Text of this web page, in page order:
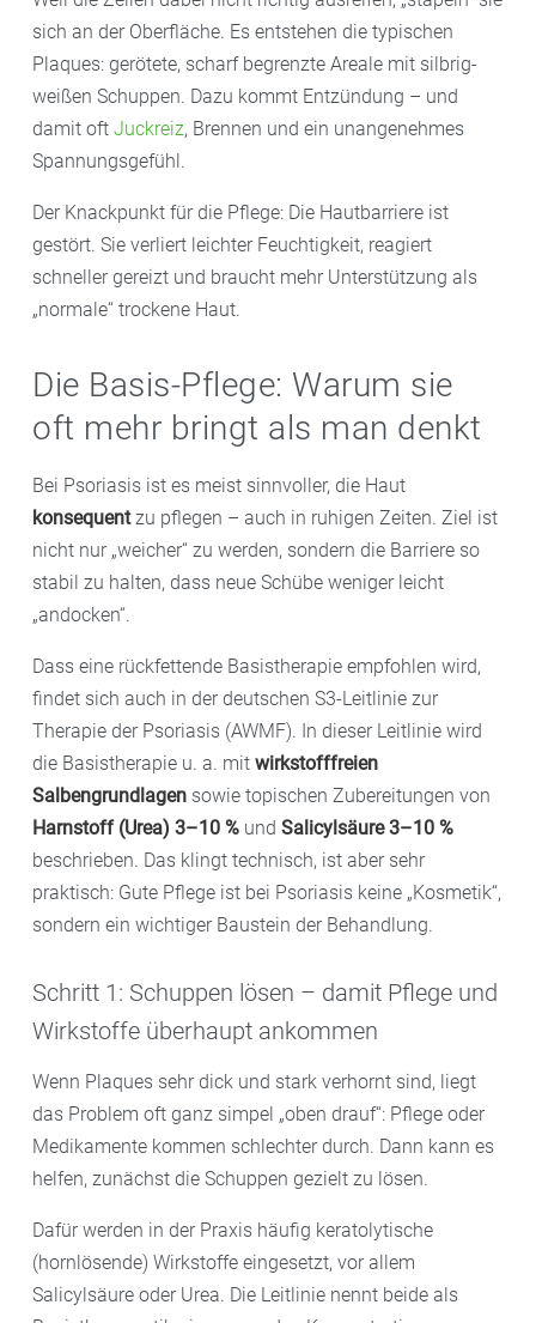
sich an der Oberfläche. Es entstehen die typischen
Plaques: gerötete, scharf begrenzte Areale mit silbrig-
weißen Schuppen. Dazu kommt Entzündung – und
damit oft Juckreiz, Brennen und ein unangenehmes
Spannungsgefühl.
Der Knackpunkt für die Pflege: Die Hautbarriere ist
gestört. Sie verliert leichter Feuchtigkeit, reagiert
schneller gereizt und braucht mehr Unterstützung als
„normale“ trockene Haut.
Die Basis-Pflege: Warum sie
oft mehr bringt als man denkt
Bei Psoriasis ist es meist sinnvoller, die Haut
konsequentzu pflegen – auch in ruhigen Zeiten. Ziel ist
nicht nur „weicher“ zu werden, sondern die Barriere so
stabil zu halten, dass neue Schübe weniger leicht
„andocken“.
Dass eine rückfettende Basistherapie empfohlen wird,
findet sich auch in der deutschen S3-Leitlinie zur
Therapie der Psoriasis (AWMF). In dieser Leitlinie wird
die Basistherapie u. a. mit wirkstofffreien
Salbengrundlagen sowie topischen Zubereitungen von
Harnstoff (Urea) 3–10 % und Salicylsäure 3–10 %
beschrieben. Das klingt technisch, ist aber sehr
praktisch: Gute Pflege ist bei Psoriasis keine „Kosmetik“,
sondern ein wichtiger Baustein der Behandlung.
Schritt 1: Schuppen lösen – damit Pflege und
Wirkstoffe überhaupt ankommen
Wenn Plaques sehr dick und stark verhornt sind, liegt
das Problem oft ganz simpel „oben drauf“: Pflege oder
Medikamente kommen schlechter durch. Dann kann es
helfen, zunächst die Schuppen gezielt zu lösen.
Dafür werden in der Praxis häufig keratolytische
(hornlösende) Wirkstoffe eingesetzt, vor allem
Salicylsäure oder Urea. Die Leitlinie nennt beide als